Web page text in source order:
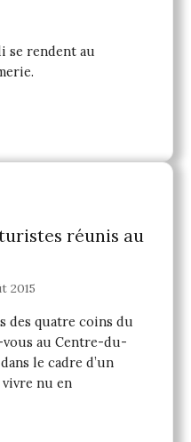
se rendent au
réunis au
2015
des quatre coins du
vous au Centre-du-
le cadre d’un
nu en